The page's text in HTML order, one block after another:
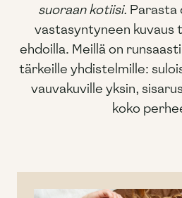
suoraan kotiisi. Parasta
vastasyntyneen kuvaus
ehdoilla. Meillä on
tärkeille yhdistelmille:
vauvakuville yksin,
koko